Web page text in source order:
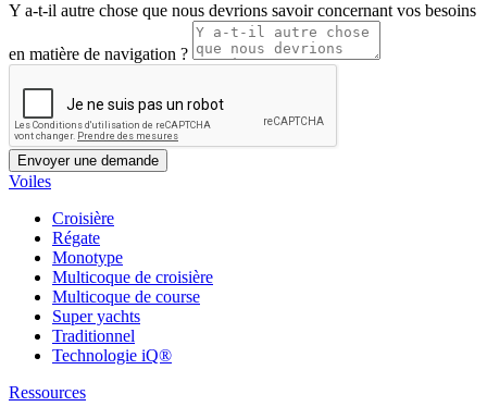
Y a-t-il autre chose que nous devrions savoir concernant vos besoins
en matière de navigation ?
Voiles
Croisière
Régate
Monotype
Multicoque de croisière
Multicoque de course
Super yachts
Traditionnel
Technologie iQ®
Ressources